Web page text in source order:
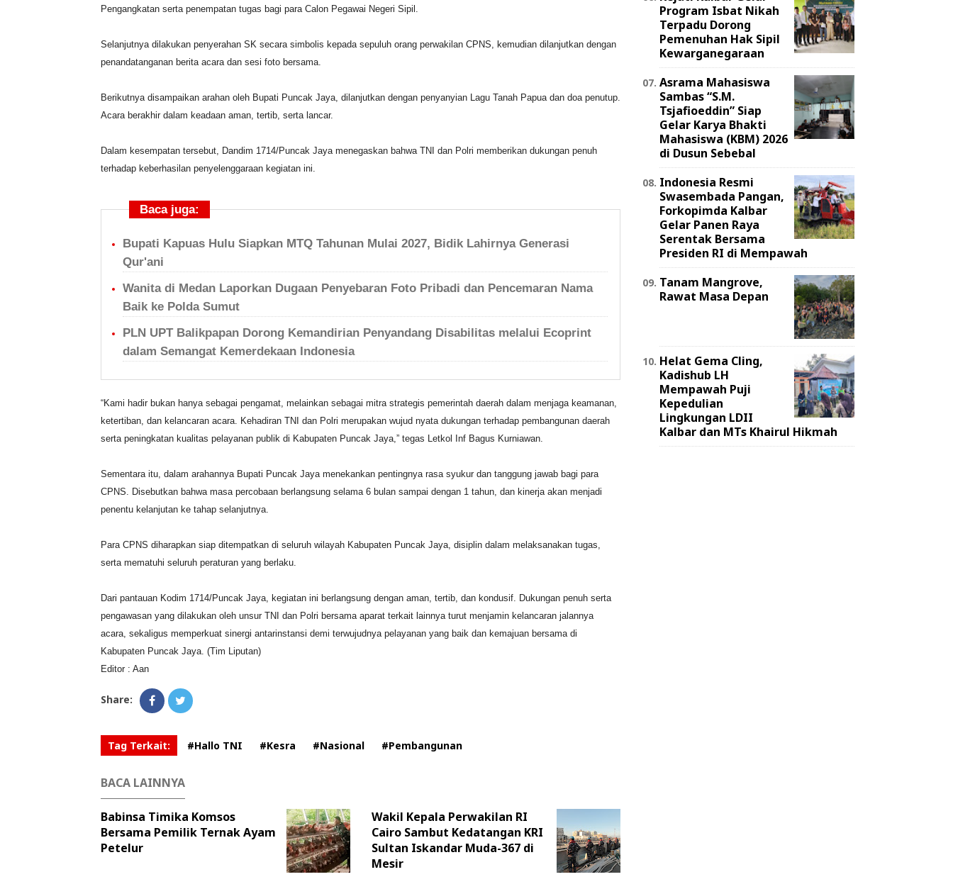
Pengangkatan serta penempatan tugas bagi para Calon Pegawai Negeri Sipil.
Selanjutnya dilakukan penyerahan SK secara simbolis kepada sepuluh orang perwakilan CPNS, kemudian dilanjutkan dengan
penandatanganan berita acara dan sesi foto bersama.
Berikutnya disampaikan arahan oleh Bupati Puncak Jaya, dilanjutkan dengan penyanyian Lagu Tanah Papua dan doa penutup.
Acara berakhir dalam keadaan aman, tertib, serta lancar.
Dalam kesempatan tersebut, Dandim 1714/Puncak Jaya menegaskan bahwa TNI dan Polri memberikan dukungan penuh
terhadap keberhasilan penyelenggaraan kegiatan ini.
Baca juga:
Bupati Kapuas Hulu Siapkan MTQ Tahunan Mulai 2027, Bidik Lahirnya Generasi
Qur'ani
Wanita di Medan Laporkan Dugaan Penyebaran Foto Pribadi dan Pencemaran Nama
Baik ke Polda Sumut
PLN UPT Balikpapan Dorong Kemandirian Penyandang Disabilitas melalui Ecoprint
dalam Semangat Kemerdekaan Indonesia
“Kami hadir bukan hanya sebagai pengamat, melainkan sebagai mitra strategis pemerintah daerah dalam menjaga keamanan,
ketertiban, dan kelancaran acara. Kehadiran TNI dan Polri merupakan wujud nyata dukungan terhadap pembangunan daerah
serta peningkatan kualitas pelayanan publik di Kabupaten Puncak Jaya,” tegas Letkol Inf Bagus Kurniawan.
Sementara itu, dalam arahannya Bupati Puncak Jaya menekankan pentingnya rasa syukur dan tanggung jawab bagi para
CPNS. Disebutkan bahwa masa percobaan berlangsung selama 6 bulan sampai dengan 1 tahun, dan kinerja akan menjadi
penentu kelanjutan ke tahap selanjutnya.
Para CPNS diharapkan siap ditempatkan di seluruh wilayah Kabupaten Puncak Jaya, disiplin dalam melaksanakan tugas,
serta mematuhi seluruh peraturan yang berlaku.
Dari pantauan Kodim 1714/Puncak Jaya, kegiatan ini berlangsung dengan aman, tertib, dan kondusif. Dukungan penuh serta
pengawasan yang dilakukan oleh unsur TNI dan Polri bersama aparat terkait lainnya turut menjamin kelancaran jalannya
acara, sekaligus memperkuat sinergi antarinstansi demi terwujudnya pelayanan yang baik dan kemajuan bersama di
Kabupaten Puncak Jaya. (Tim Liputan)
Editor : Aan
Share:
Tag Terkait: #Hallo TNI #Kesra #Nasional #Pembangunan
BACA LAINNYA
Babinsa Timika Komsos
Bersama Pemilik Ternak Ayam
Petelur
Wakil Kepala Perwakilan RI
Cairo Sambut Kedatangan KRI
Sultan Iskandar Muda-367 di
Mesir
Program Isbat Nikah
Terpadu Dorong
Pemenuhan Hak Sipil
Kewarganegaraan
Asrama Mahasiswa
Sambas “S.M.
Tsjafioeddin” Siap
Gelar Karya Bhakti
Mahasiswa (KBM) 2026
di Dusun Sebebal
Indonesia Resmi
Swasembada Pangan,
Forkopimda Kalbar
Gelar Panen Raya
Serentak Bersama
Presiden RI di Mempawah
Tanam Mangrove,
Rawat Masa Depan
Helat Gema Cling,
Kadishub LH
Mempawah Puji
Kepedulian
Lingkungan LDII
Kalbar dan MTs Khairul Hikmah